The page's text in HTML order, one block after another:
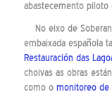
abastecemento piloto
No eixo de
embaixada española
Restauración das
choivas as obras
como o monitoreo de